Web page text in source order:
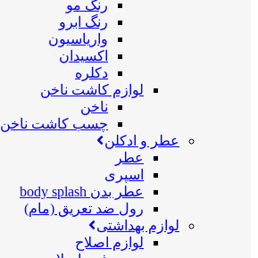
رنگ مو
رنگ ابرو
واریاسیون
اکسیدان
دکلره
لوازم کاشت ناخن
ناخن
چسب کاشت ناخن
عطر و ادکلن
عطر
اسپری
عطر بدن body splash
رول ضد تعریق (مام)
لوازم بهداشتی
لوازم اصلاح